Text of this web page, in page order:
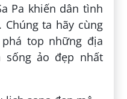
Pa khiến dân tình
Chúng ta hãy cùng
top những địa
sống ảo đẹp nhất